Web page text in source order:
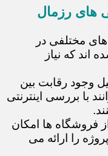
های رزمال
مختلفی در
اند که نیاز
وجود رقابت بین
با بررسی اینترنتی
فروشگاه ها امکان
را ارائه می